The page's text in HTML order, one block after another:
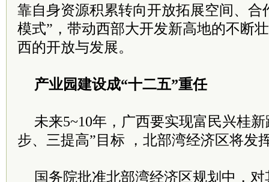
靠自身资源积累转向开放拓展空间、合
模式”，带动西部大开发新高地的不断
西的开放与发展。
产业园建设成“十二五”重任
未来5~10年，广西要实现富民兴桂
步、三提高”目标 ，北部湾经济区将发
国务院批准北部湾经济区规划中，